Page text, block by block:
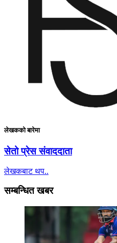
लेखकको बारेमा
सेतो प्रेस संवाददाता
लेखकबाट थप..
सम्बन्धित खबर